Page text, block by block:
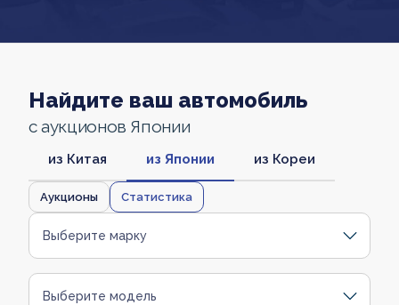
Найдите ваш автомобиль
с аукционов Японии
из Китая из Японии из Кореи
Аукционы Статистика
Выберите марку
Выберите модель